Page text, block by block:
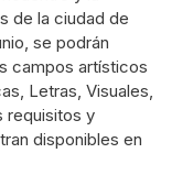
de la ciudad de
se podrán
campos artísticos
Letras, Visuales,
requisitos y
disponibles en